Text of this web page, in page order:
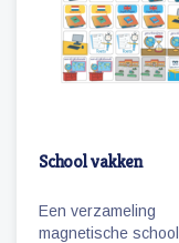
School vakken
Een verzameling
magnetische school